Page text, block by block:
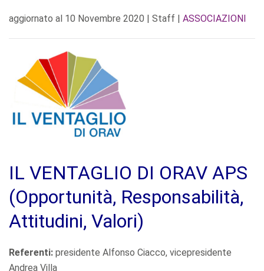
aggiornato al 10 Novembre 2020 | Staff | ASSOCIAZIONI
IL VENTAGLIO DI ORAV APS
(Opportunità, Responsabilità,
Attitudini, Valori)
Referenti: presidente Alfonso Ciacco, vicepresidente
Andrea Villa